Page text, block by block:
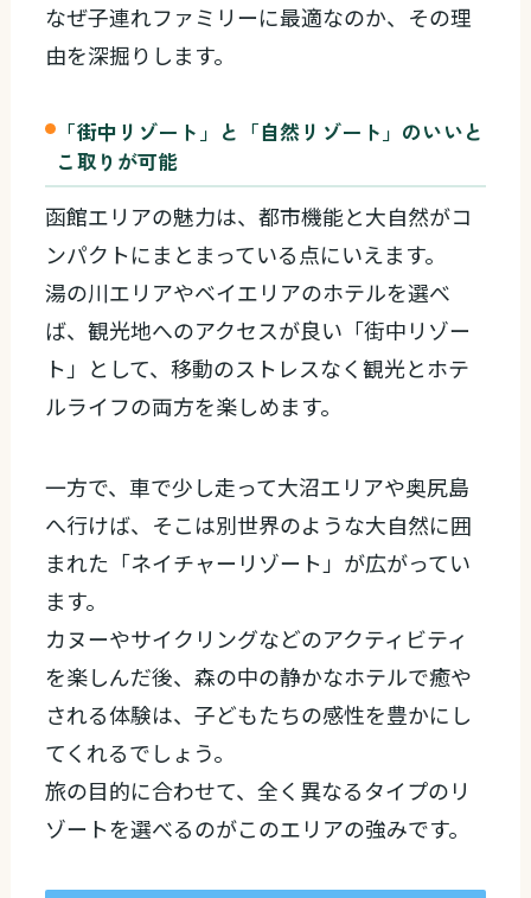
なぜ子連れファミリーに最適なのか、その理
由を深掘りします。
「街中リゾート」と「自然リゾート」のいいと
こ取りが可能
函館エリアの魅力は、都市機能と大自然がコ
ンパクトにまとまっている点にいえます。
湯の川エリアやベイエリアのホテルを選べ
ば、観光地へのアクセスが良い「街中リゾー
ト」として、移動のストレスなく観光とホテ
ルライフの両方を楽しめます。
一方で、車で少し走って大沼エリアや奥尻島
へ行けば、そこは別世界のような大自然に囲
まれた「ネイチャーリゾート」が広がってい
ます。
カヌーやサイクリングなどのアクティビティ
を楽しんだ後、森の中の静かなホテルで癒や
される体験は、子どもたちの感性を豊かにし
てくれるでしょう。
旅の目的に合わせて、全く異なるタイプのリ
ゾートを選べるのがこのエリアの強みです。